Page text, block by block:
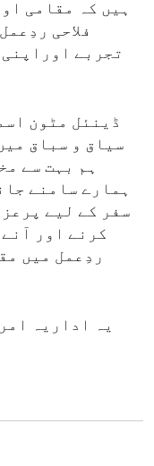
ہیں کہ مقامی
فلاحی
تجربے
ڈینئل مٹون
سیاق و سباق
ہم بہت سے
ہمارے سامنے
سفر کے لیے
کرنے اور
ردِعمل میں
یہ اداریہ